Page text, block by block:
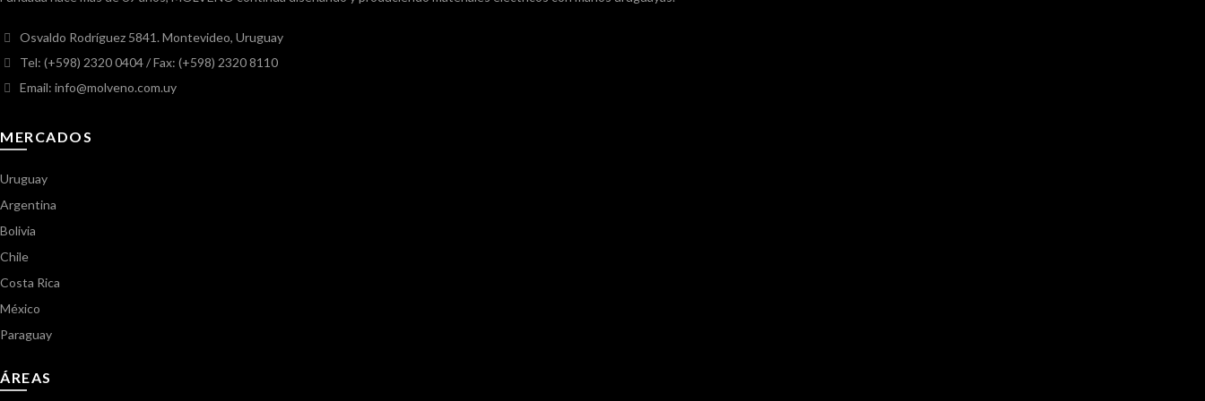
Osvaldo Rodríguez 5841. Montevideo, Uruguay
Tel: (+598) 2320 0404/ Fax: (+598) 2320 8110
Email: info@molveno.com.uy
MERCADOS
Uruguay
Argentina
Bolivia
Chile
Costa Rica
México
Paraguay
ÁREAS